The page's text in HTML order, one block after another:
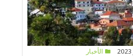
الأخبار